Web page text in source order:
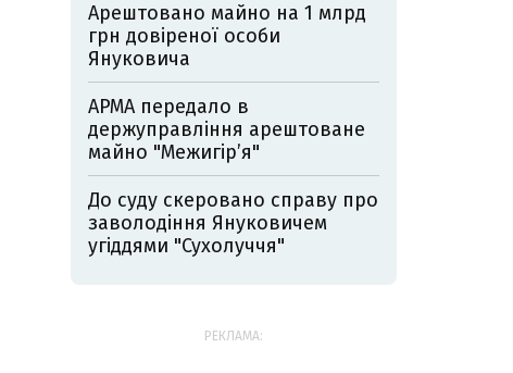
Арештовано майно на 1 млрд
грн довіреної особи
Януковича
АРМА передало в
держуправління арештоване
майно "Межигір’я"
До суду скеровано справу про
заволодіння Януковичем
угіддями "Сухолуччя"
РЕКЛАМА: